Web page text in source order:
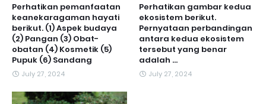
Perhatikan pemanfaatan
keanekaragaman hayati
berikut. (1) Aspek budaya
(2) Pangan (3) Obat-
obatan (4) Kosmetik (5)
Pupuk (6) Sandang
July 27, 2024
Perhatikan gambar kedua
ekosistem berikut.
Pernyataan perbandingan
antara kedua ekosistem
tersebut yang benar
adalah ...
July 27, 2024